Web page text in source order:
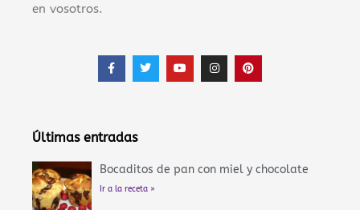
en vosotros.
F
a
c
k
T
w
i
Y
o
u
I
n
s
P
i
n
Últimas entradas
Bocaditos de pan con miel y chocolate
Ir a la receta »